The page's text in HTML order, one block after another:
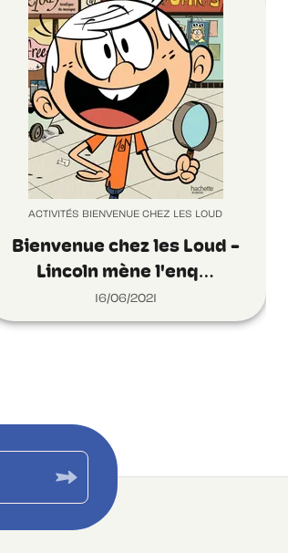
ACTIVITÉS BIENVENUE CHEZ LES LOUD
Bienvenue chez les Loud -
Lincoln mène l'enq…
16/06/2021